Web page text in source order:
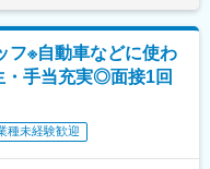
製造受託サービス
設計から治験薬製造、商用
るトータルソリューション
はじめ、国内4拠点（静岡、
国、米国）で事業を展開し、
アップ＆ダウン・工業化検
険物製剤対応
フ※自動車などに使わ
手当充実◎面接1回
種未経験歓迎